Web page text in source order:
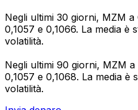
Negli ultimi 30 giorni, MZM
0,1057 e 0,1066. La media è
volatilità.
Negli ultimi 90 giorni, MZM
0,1057 e 0,1068. La media è
volatilità.